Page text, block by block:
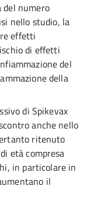
del numero
nello studio, la
effetti
di effetti
del
della
di Spikevax
anche nello
ritenuto
età compresa
in particolare in
il